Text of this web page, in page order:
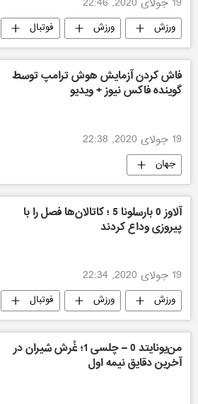
19 جولای 2020, 22:46
ورزش ورزش
فوتبال
ورزش افغانستان
فاش کردن آزمایش هوش ترامپ توسط
گوینده فاکس نیوز + ویدیو
19 جولای 2020, 22:38
جهان
آلاوز 0 بارسلونا 5 ؛ کاتالان‌ها فصل را با
پیروزی وداع کردند
19 جولای 2020, 22:34
ورزش ورزش فوتبال
من‌یونایتد 0 – چلسی 1؛ غُرش شیران در
آخرین دقایق نیمه اول